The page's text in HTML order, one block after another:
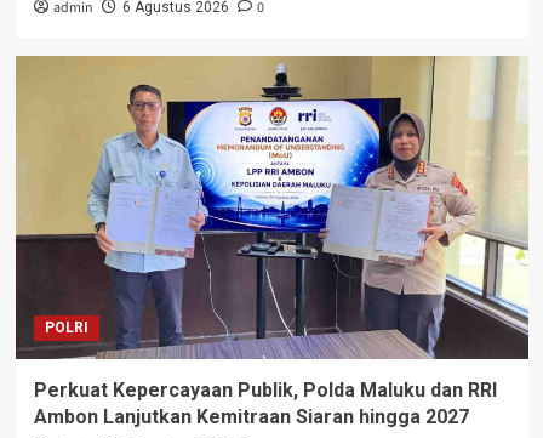
admin 6 Agustus 2026 0
POLRI
Perkuat Kepercayaan Publik, Polda Maluku dan RRI
Ambon Lanjutkan Kemitraan Siaran hingga 2027